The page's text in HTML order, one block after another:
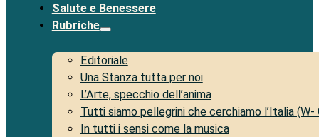
Salute e Benessere
Rubriche
Editoriale
Una Stanza tutta per noi
L’Arte, specchio dell’anima
Tutti siamo pellegrini che cerchiamo l’Italia (W-
In tutti i sensi come la musica